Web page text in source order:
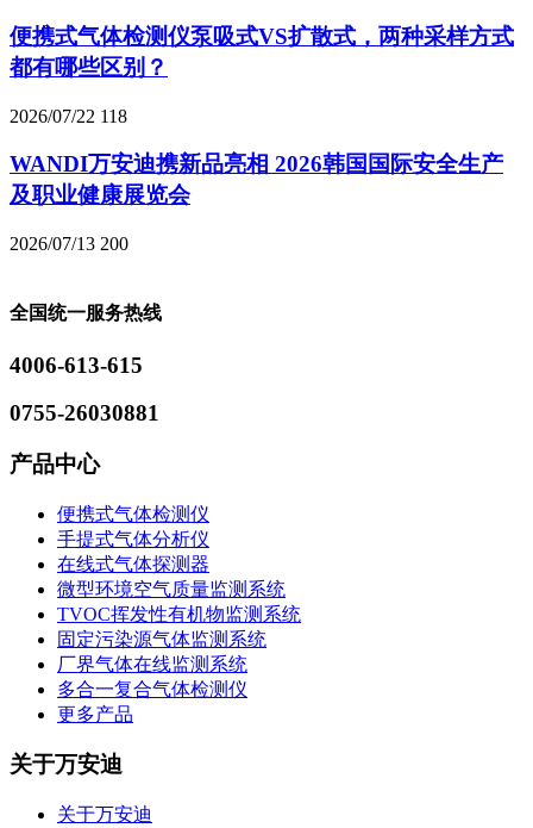
便携式气体检测仪泵吸式VS扩散式，两种采样方式
都有哪些区别？
2026/07/22 118
WANDI万安迪携新品亮相 2026韩国国际安全生产
及职业健康展览会
2026/07/13 200
全国统一服务热线
4006-613-615
0755-26030881
产品中心
便携式气体检测仪
手提式气体分析仪
在线式气体探测器
微型环境空气质量监测系统
TVOC挥发性有机物监测系统
固定污染源气体监测系统
厂界气体在线监测系统
多合一复合气体检测仪
更多产品
关于万安迪
关于万安迪